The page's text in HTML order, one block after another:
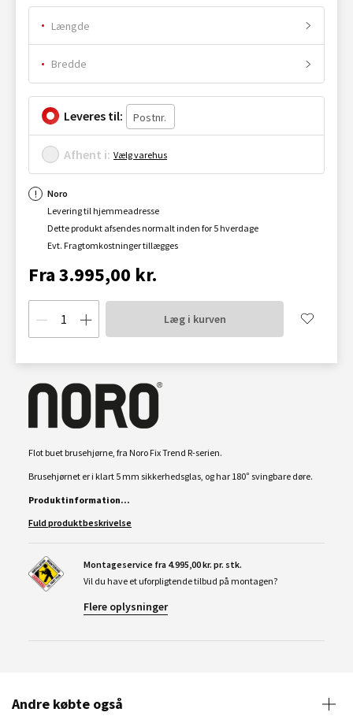
Længde
Bredde
Leveres til:
Afhent i: Vælg varehus
Noro
Levering til hjemmeadresse
Dette produkt afsendes normalt inden for 5 hverdage
Evt. Fragtomkostninger tillægges
Fra 3.995,00 kr.
Læg i kurven
Flot buet brusehjørne, fra Noro Fix Trend R-serien.
Brusehjørnet er i klart 5 mm sikkerhedsglas, og har 180° svingbare døre.
Produktinformation...
Fuld produktbeskrivelse
Montageservice fra 4.995,00 kr. pr. stk.
Vil du have et uforpligtende tilbud på montagen?
Flere oplysninger
Andre købte også